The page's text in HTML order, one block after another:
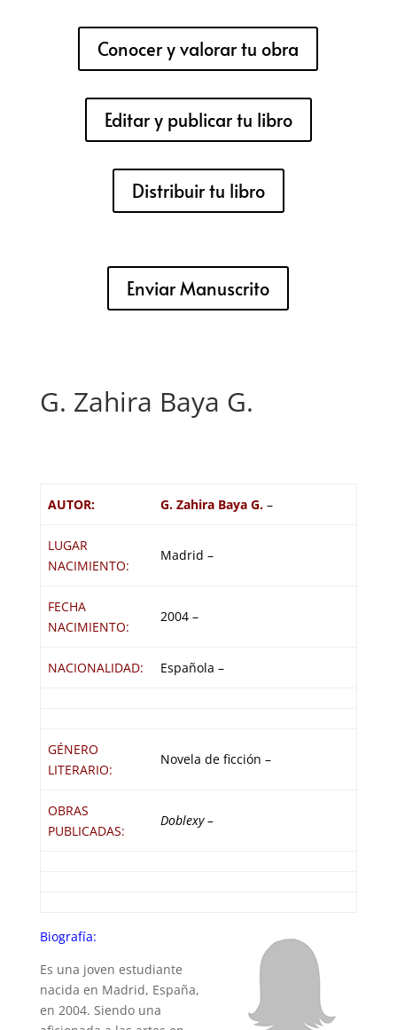
Conocer y valorar tu obra
Editar y publicar tu libro
Distribuir tu libro
Enviar Manuscrito
G. Zahira Baya G.
AUTOR: G. Zahira Baya G. –
LUGAR
NACIMIENTO:
Madrid –
FECHA
NACIMIENTO:
2004 –
NACIONALIDAD: Española –
GÉNERO
LITERARIO:
Novela de ficción –
OBRAS
PUBLICADAS:
Doblexy–
Biografía:
Es una joven estudiante
nacida en Madrid, España,
en 2004. Siendo una